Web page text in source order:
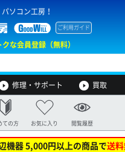
ソコン工房！
ご利用ガイド
クな会員登録（無料）
修理・サポート 買取
ての方 お気に入り 閲覧履歴
機器 5,000円以上の商品で送